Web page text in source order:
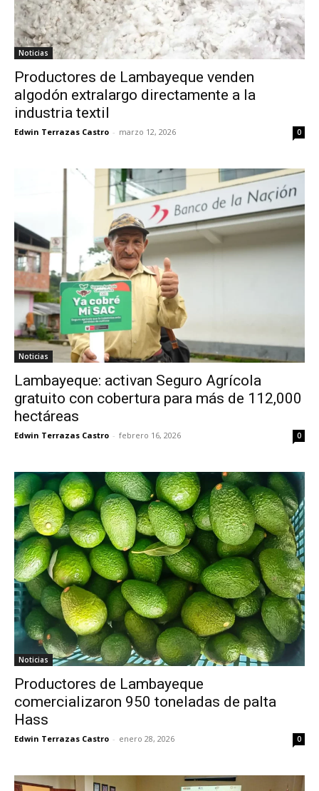
Noticias
Productores de Lambayeque venden
algodón extralargo directamente a la
industria textil
Edwin Terrazas Castro - marzo 12, 2026 0
Noticias
Lambayeque: activan Seguro Agrícola
gratuito con cobertura para más de 112,000
hectáreas
Edwin Terrazas Castro - febrero 16, 2026 0
Noticias
Productores de Lambayeque
comercializaron 950 toneladas de palta
Hass
Edwin Terrazas Castro - enero 28, 2026 0